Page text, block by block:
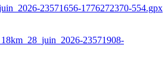
23571656-1776272370-554.gpx
23571908-